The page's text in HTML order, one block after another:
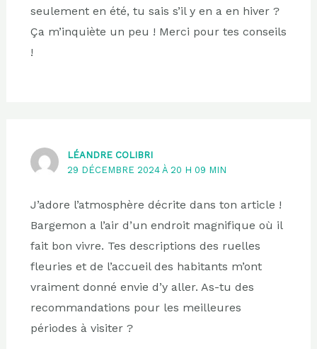
seulement en été, tu sais s’il y en a en hiver ?
Ça m’inquiète un peu ! Merci pour tes conseils
!
LÉANDRE COLIBRI
29 DÉCEMBRE 2024 À 20 H 09 MIN
J’adore l’atmosphère décrite dans ton article !
Bargemon a l’air d’un endroit magnifique où il
fait bon vivre. Tes descriptions des ruelles
fleuries et de l’accueil des habitants m’ont
vraiment donné envie d’y aller. As-tu des
recommandations pour les meilleures
périodes à visiter ?